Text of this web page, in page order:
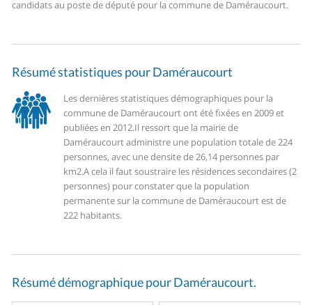
candidats au poste de député pour la commune de Daméraucourt.
Résumé statistiques pour Daméraucourt
Les dernières statistiques démographiques pour la
commune de Daméraucourt ont été fixées en 2009 et
publiées en 2012.Il ressort que la mairie de
Daméraucourt administre une population totale de 224
personnes, avec une densite de 26,14 personnes par
km2.A cela il faut soustraire les résidences secondaires (2
personnes) pour constater que la population
permanente sur la commune de Daméraucourt est de
222 habitants.
Résumé démographique pour Daméraucourt.